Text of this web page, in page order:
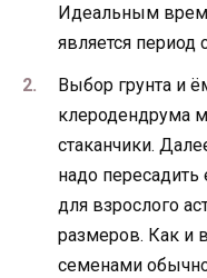
Идеальным
является период
Выбор грунта и
клеродендрума
стаканчики.
надо
для взрослого
размеров. Как и
семенами